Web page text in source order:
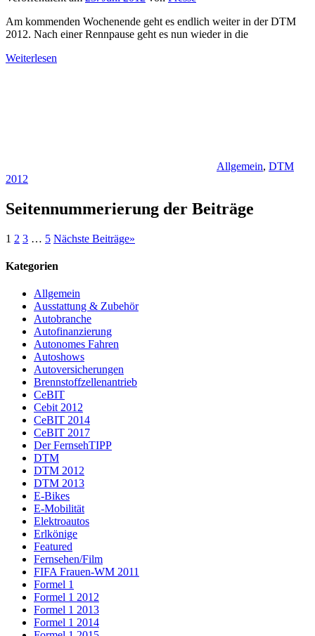
Am kommenden Wochenende geht es endlich weiter in der DTM
2012. Nach einer Rennpause geht es nun wieder in die
Weiterlesen
Allgemein, DTM
2012
Seitennummerierung der Beiträge
1 2 3 … 5 Nächste Beiträge»
Kategorien
Allgemein
Ausstattung & Zubehör
Autobranche
Autofinanzierung
Autonomes Fahren
Autoshows
Autoversicherungen
Brennstoffzellenantrieb
CeBIT
Cebit 2012
CeBIT 2014
CeBIT 2017
Der FernsehTIPP
DTM
DTM 2012
DTM 2013
E-Bikes
E-Mobilität
Elektroautos
Erlkönige
Featured
Fernsehen/Film
FIFA Frauen-WM 2011
Formel 1
Formel 1 2012
Formel 1 2013
Formel 1 2014